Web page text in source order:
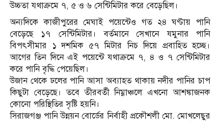
উচ্চতা যথাক্রমে ৭, ৫ ও ৬ সেন্টিমিটার করে বেড়েছিল।
অন্যদিকে কাজীপুরের মেঘাই পয়েন্টেও গত ২৪ ঘণ্টায় পানি
বেড়েছে ১৭ সেন্টিমিটার। বর্তমানে সেখানে যমুনার পানি
বিপৎসীমার ১ দশমিক ৫৭ মিটার নিচ দিয়ে প্রবাহিত হচ্ছে।
আগের তিন দিনে এই পয়েন্টে যথাক্রমে ৭, ৪ ও ৭ সেন্টিমিটার
করে পানি বৃদ্ধি পেয়েছিল।
উজান থেকে ঢলের পানি আসা অব্যাহত থাকায় নদীর পানির চাপ
কিছুটা বেড়েছে। তবে তীরবর্তী নিম্নাঞ্চলে এখনো আশঙ্কাজনক
কোনো পরিস্থিতির সৃষ্টি হয়নি।
সিরাজগঞ্জ পানি উন্নয়ন বোর্ডের নির্বাহী প্রকৌশলী মো. মোখলেছুর